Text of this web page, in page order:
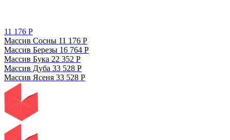
11 176 Р
Массив Сосны 11 176 Р
Массив Березы 16 764 Р
Массив Бука 22 352 Р
Массив Дуба 33 528 Р
Массив Ясеня 33 528 Р